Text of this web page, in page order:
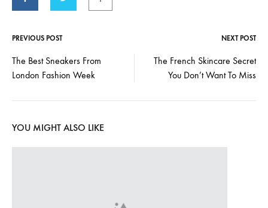
Post
PREVIOUS POST NEXT POST
The Best Sneakers From
London Fashion Week
The French Skincare Secret
You Don’t Want To Miss
YOU MIGHT ALSO LIKE